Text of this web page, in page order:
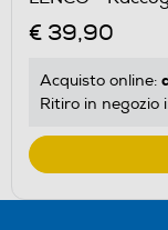
€ 39,90
Acquisto online:
Ritiro in